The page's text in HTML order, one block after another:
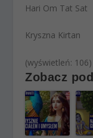
Hari Om Tat Sat
Kryszna Kirtan
(wyświetleń: 106)
Zobacz